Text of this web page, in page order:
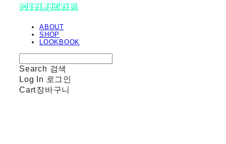
minjiena
ABOUT
SHOP
LOOKBOOK
Search 검색
Log In 로그인
Cart장바구니